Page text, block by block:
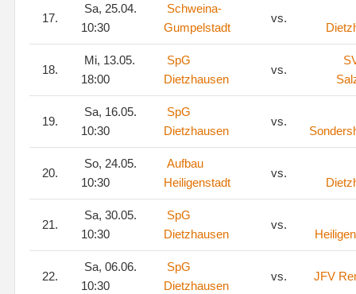
17.
Sa, 25.04.
10:30
Schweina-
Gumpelstadt
vs.
18.
Mi, 13.05.
18:00
SpG
Dietzhausen
vs.
19.
Sa, 16.05.
10:30
SpG
Dietzhausen
vs.
20.
So, 24.05.
10:30
Aufbau
Heiligenstadt
vs.
21.
Sa, 30.05.
10:30
SpG
Dietzhausen
vs.
22.
Sa, 06.06.
10:30
SpG
Dietzhausen
vs. JFV